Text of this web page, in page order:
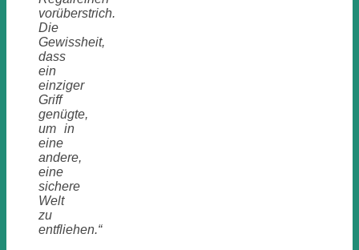
vorüberstrich.
Die
Gewissheit,
dass
ein
einziger
Griff
genügte,
um in
eine
andere,
eine
sichere
Welt
zu
entfliehen.“